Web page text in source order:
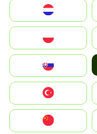
United States
中國香港特別行政區